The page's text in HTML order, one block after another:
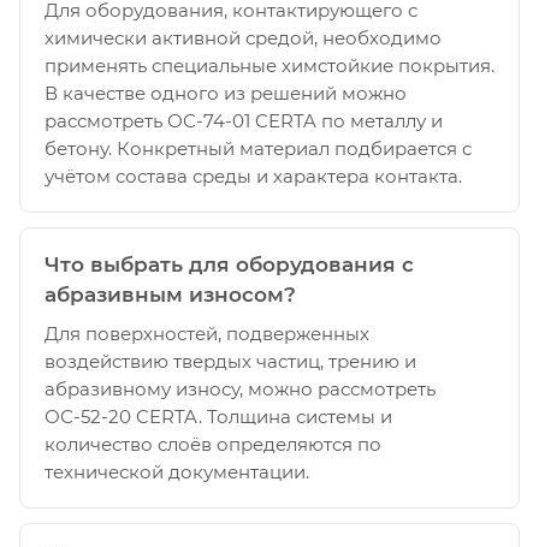
Для оборудования, контактирующего с
химически активной средой, необходимо
применять специальные химстойкие покрытия.
В качестве одного из решений можно
рассмотреть ОС-74-01 CERTA по металлу и
бетону. Конкретный материал подбирается с
учётом состава среды и характера контакта.
Что выбрать для оборудования с
абразивным износом?
Для поверхностей, подверженных
воздействию твердых частиц, трению и
абразивному износу, можно рассмотреть
ОС-52-20 CERTA. Толщина системы и
количество слоёв определяются по
технической документации.